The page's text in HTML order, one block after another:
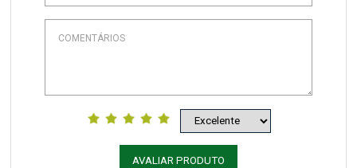
AVALIAR PRODUTO